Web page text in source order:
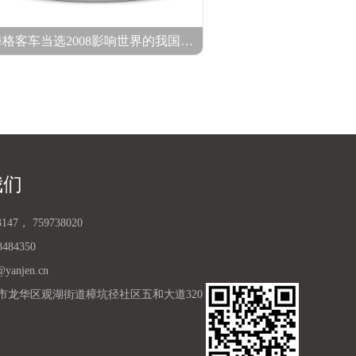
海格客车当选2008影响世界的我国力量品牌500强榜单
， 759738020
龙华区观湖街道樟坑径社区五和大道320